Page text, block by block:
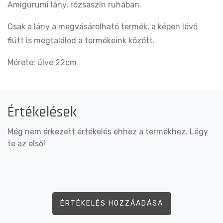
Amigurumi lány, rózsaszín ruhában.
Csak a lány a megvásárolható termék, a képen lévő
fiútt is megtalálod a termékeink között.
Mérete: ülve 22cm
Értékelések
Még nem érkezett értékelés ehhez a termékhez. Légy
te az első!
ÉRTÉKELÉS HOZZÁADÁSA